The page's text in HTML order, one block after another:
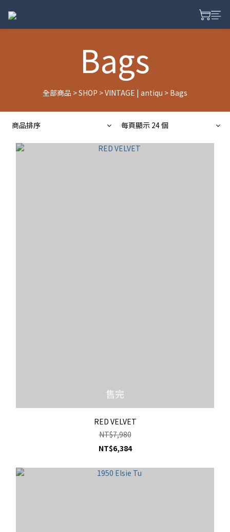
Bags
全部商品 >SHOP >VINTAGE | antiqu > Bags
商品排序 每頁顯示 24 個
售完
RED VELVET
NT$7,980
NT$6,384